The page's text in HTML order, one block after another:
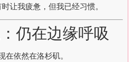
让我疲惫，但我已经习惯。
仍在边缘呼吸
在依然在洛杉矶。